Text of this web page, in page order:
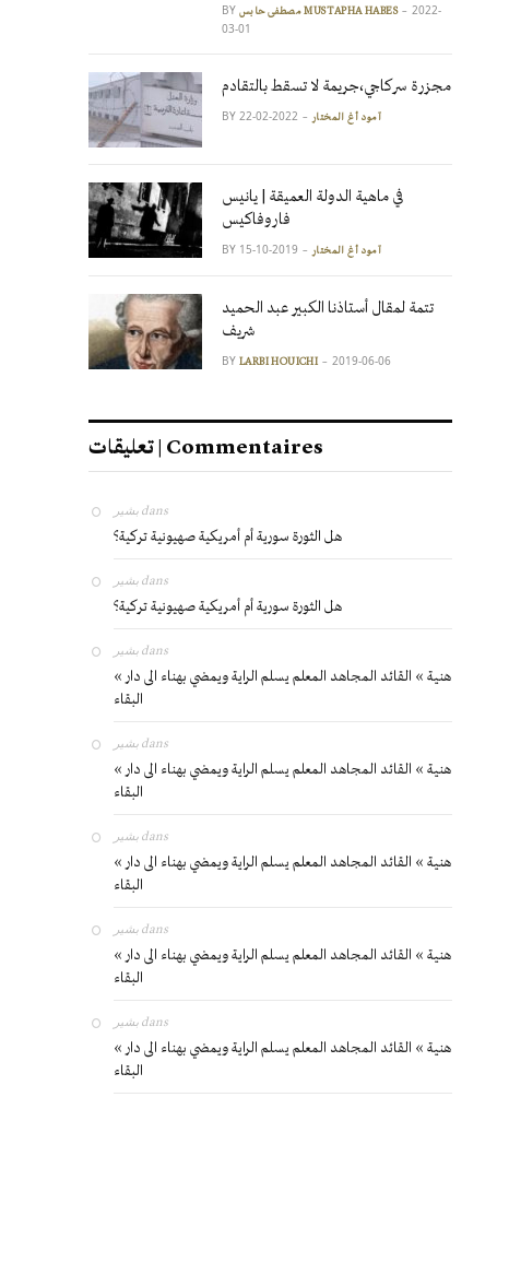
BY مصطفى حابس MUSTAPHA HABES
2022-
03-01
مجزرة سركاجي،جريمة لا تسقط بالتقادم
BY آمود أغ المختار 2022-02-22
في ماهية الدولة العميقة | يانيس
فاروفاكيس
BY آمود أغ المختار 2019-10-15
تتمة لمقال أستاذنا الكبير عبد الحميد
شريف
BY LARBI HOUICHI 2019-06-06
تعليقات | Commentaires
بشير dans
هل الثورة سورية أم أمريكية صهيونية تركية؟
بشير dans
هل الثورة سورية أم أمريكية صهيونية تركية؟
بشير dans
« هنية » القائد المجاهد المعلم يسلم الراية ويمضي بهناء الى دار
البقاء
بشير dans
« هنية » القائد المجاهد المعلم يسلم الراية ويمضي بهناء الى دار
البقاء
بشير dans
« هنية » القائد المجاهد المعلم يسلم الراية ويمضي بهناء الى دار
البقاء
بشير dans
« هنية » القائد المجاهد المعلم يسلم الراية ويمضي بهناء الى دار
البقاء
بشير dans
« هنية » القائد المجاهد المعلم يسلم الراية ويمضي بهناء الى دار
البقاء